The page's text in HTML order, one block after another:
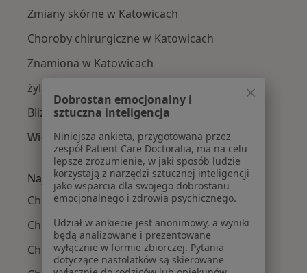
Zmiany skórne w Katowicach
Choroby chirurgiczne w Katowicach
Znamiona w Katowicach
żylaki kończyn dolnych w Katowicach
Blizny w Katowicach
Więcej (15)
Więcej w kategorii: Najczęście leczone
Najpopularniejsze ubezpieczenia
Chirurdzy z Allianz w Katowicach
Chirurdzy z POLMED w Katowicach
Chirurdzy z Signal Iduna w Katowicach
Dobrostan emocjonalny i
sztuczna inteligencja
Niniejsza ankieta, przygotowana przez
zespół Patient Care Doctoralia, ma na celu
lepsze zrozumienie, w jaki sposób ludzie
korzystają z narzędzi sztucznej inteligencji
jako wsparcia dla swojego dobrostanu
emocjonalnego i zdrowia psychicznego.
Udział w ankiecie jest anonimowy, a wyniki
będą analizowane i prezentowane
wyłącznie w formie zbiorczej. Pytania
dotyczące nastolatków są skierowane